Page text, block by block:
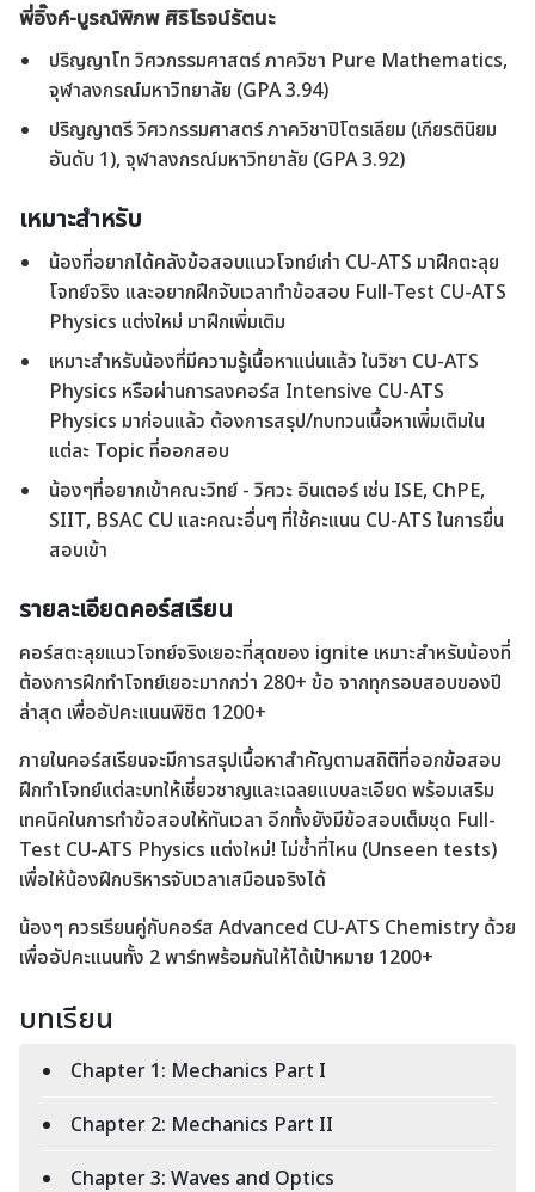
พี่อิ๊งค์-บูรณ์พิภพ ศิริโรจน์รัตนะ
ปริญญาโท วิศวกรรมศาสตร์ ภาควิชา Pure Mathematics,
จุฬาลงกรณ์มหาวิทยาลัย (GPA 3.94)
ปริญญาตรี วิศวกรรมศาสตร์ ภาควิชาปิโตรเลียม (เกียรตินิยม
อันดับ 1), จุฬาลงกรณ์มหาวิทยาลัย (GPA 3.92)
เหมาะสำหรับ
น้องที่อยากได้คลังข้อสอบแนวโจทย์เก่า CU-ATS มาฝึกตะลุย
โจทย์จริง และอยากฝึกจับเวลาทำข้อสอบ Full-Test CU-ATS
Physics แต่งใหม่ มาฝึกเพิ่มเติม
เหมาะสำหรับน้องที่มีความรู้เนื้อหาแน่นแล้ว ในวิชา CU-ATS
Physics หรือผ่านการลงคอร์ส Intensive CU-ATS
Physics มาก่อนแล้ว ต้องการสรุป/ทบทวนเนื้อหาเพิ่มเติมใน
แต่ละ Topic ที่ออกสอบ
น้องๆที่อยากเข้าคณะวิทย์ - วิศวะ อินเตอร์ เช่น ISE, ChPE,
SIIT, BSAC CU และคณะอื่นๆ ที่ใช้คะแนน CU-ATS ในการยื่น
สอบเข้า
รายละเอียดคอร์สเรียน
คอร์สตะลุยแนวโจทย์จริงเยอะที่สุดของ ignite เหมาะสำหรับน้องที่
ต้องการฝึกทำโจทย์เยอะมากกว่า 280+ ข้อ จากทุกรอบสอบของปี
ล่าสุด เพื่ออัปคะแนนพิชิต 1200+
ภายในคอร์สเรียนจะมีการสรุปเนื้อหาสำคัญตามสถิติที่ออกข้อสอบ
ฝึกทำโจทย์แต่ละบทให้เชี่ยวชาญและเฉลยแบบละเอียด พร้อมเสริม
เทคนิคในการทำข้อสอบให้ทันเวลา อีกทั้งยังมีข้อสอบเต็มชุด Full-
Test CU-ATS Physics แต่งใหม่! ไม่ซ้ำที่ไหน (Unseen tests)
เพื่อให้น้องฝึกบริหารจับเวลาเสมือนจริงได้
น้องๆ ควรเรียนคู่กับคอร์ส Advanced CU-ATS Chemistry ด้วย
เพื่ออัปคะแนนทั้ง 2 พาร์ทพร้อมกันให้ได้เป้าหมาย 1200+
บทเรียน
Chapter 1: Mechanics Part I
Chapter 2: Mechanics Part II
Chapter 3: Waves and Optics